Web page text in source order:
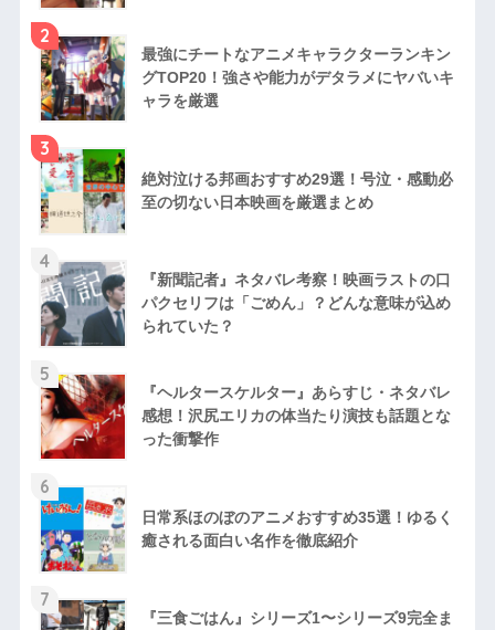
2
最強にチートなアニメキャラクターランキン
グTOP20！強さや能力がデタラメにヤバいキ
ャラを厳選
3
絶対泣ける邦画おすすめ29選！号泣・感動必
至の切ない日本映画を厳選まとめ
4
『新聞記者』ネタバレ考察！映画ラストの口
パクセリフは「ごめん」？どんな意味が込め
られていた？
5
『ヘルタースケルター』あらすじ・ネタバレ
感想！沢尻エリカの体当たり演技も話題とな
った衝撃作
6
日常系ほのぼのアニメおすすめ35選！ゆるく
癒される面白い名作を徹底紹介
7
『三食ごはん』シリーズ1〜シリーズ9完全ま